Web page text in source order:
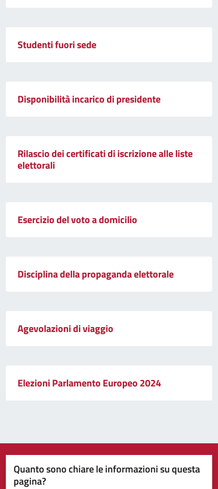
Studenti fuori sede
Disponibilità incarico di presidente
Rilascio dei certificati di iscrizione alle liste
elettorali
Esercizio del voto a domicilio
Disciplina della propaganda elettorale
Agevolazioni di viaggio
Elezioni Parlamento Europeo 2024
Quanto sono chiare le informazioni su questa
pagina?